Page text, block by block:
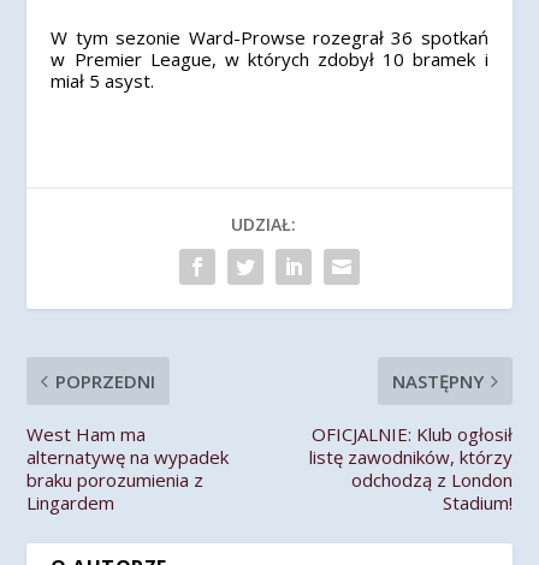
W tym sezonie Ward-Prowse rozegrał 36 spotkań
w Premier League, w których zdobył 10 bramek i
miał 5 asyst.
UDZIAŁ:
POPRZEDNI
West Ham ma
alternatywę na wypadek
braku porozumienia z
Lingardem
NASTĘPNY
OFICJALNIE: Klub ogłosił
listę zawodników, którzy
odchodzą z London
Stadium!